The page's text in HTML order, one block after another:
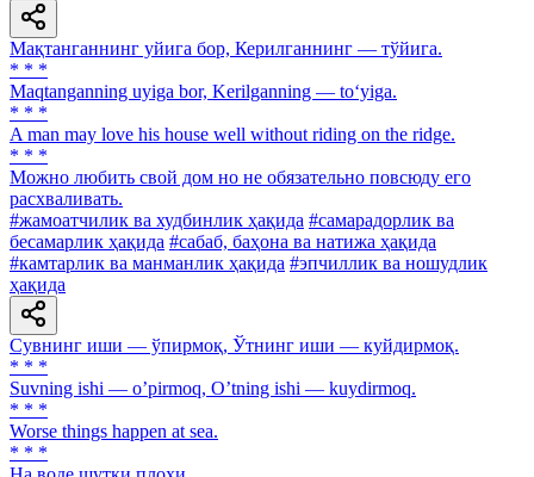
Мақтанганнинг уйига бор, Керилганнинг — тўйига.
* * *
Maqtanganning uyiga bor, Kerilganning — to‘yiga.
* * *
A man may love his house well without riding on the ridge.
* * *
Можно любить свой дом но не обязательно повсюду его
расхваливать.
#жамоатчилик ва худбинлик ҳақида #самарадорлик ва
бесамарлик ҳақида #сабаб, баҳона ва натижа ҳақида
#камтарлик ва манманлик ҳақида #эпчиллик ва ношудлик
ҳақида
Сувнинг иши — ўпирмоқ, Ўтнинг иши — куйдирмоқ.
* * *
Suvning ishi — oʼpirmoq, Oʼtning ishi — kuydirmoq.
* * *
Worse things happen at sea.
* * *